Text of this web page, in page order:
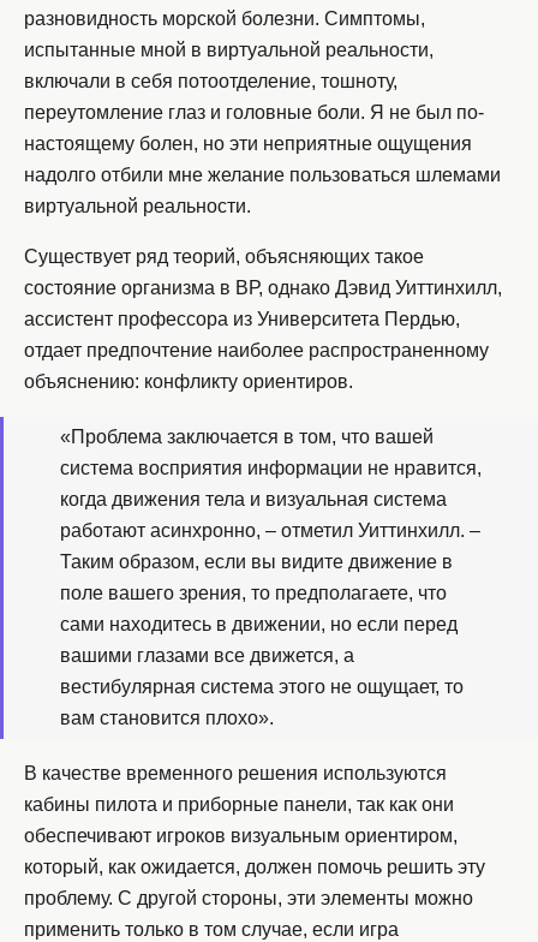
разновидность морской болезни. Симптомы,
испытанные мной в виртуальной реальности,
включали в себя потоотделение, тошноту,
переутомление глаз и головные боли. Я не был по-
настоящему болен, но эти неприятные ощущения
надолго отбили мне желание пользоваться шлемами
виртуальной реальности.
Существует ряд теорий, объясняющих такое
состояние организма в ВР, однако Дэвид Уиттинхилл,
ассистент профессора из Университета Пердью,
отдает предпочтение наиболее распространенному
объяснению: конфликту ориентиров.
«Проблема заключается в том, что вашей
система восприятия информации не нравится,
когда движения тела и визуальная система
работают асинхронно, – отметил Уиттинхилл. –
Таким образом, если вы видите движение в
поле вашего зрения, то предполагаете, что
сами находитесь в движении, но если перед
вашими глазами все движется, а
вестибулярная система этого не ощущает, то
вам становится плохо».
В качестве временного решения используются
кабины пилота и приборные панели, так как они
обеспечивают игроков визуальным ориентиром,
который, как ожидается, должен помочь решить эту
проблему. С другой стороны, эти элементы можно
применить только в том случае, если игра